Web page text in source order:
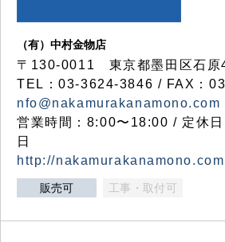
（有）中村金物店
〒130-0011 東京都墨田区石原
TEL：03-3624-3846 / FAX：
nfo@nakamurakanamono.com
営業時間：8:00〜18:00 / 定休日
日
http://nakamurakanamono.com
販売可 工事・取付可